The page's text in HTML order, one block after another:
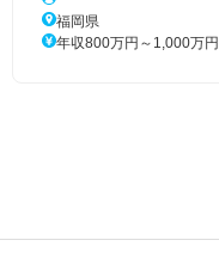
福岡県
年収800万円～1,000万円